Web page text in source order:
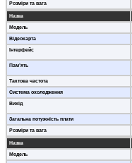
Розміри та вага
Назва
Модель
Відеокарта
Інтерфейс
Пам’ять
Тактова частота
Система охолодження
Вихід
Загальна потужність плати
Розміри та вага
Назва
Модель